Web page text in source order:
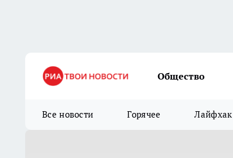
Общество
Все новости Горячее Лайфхак